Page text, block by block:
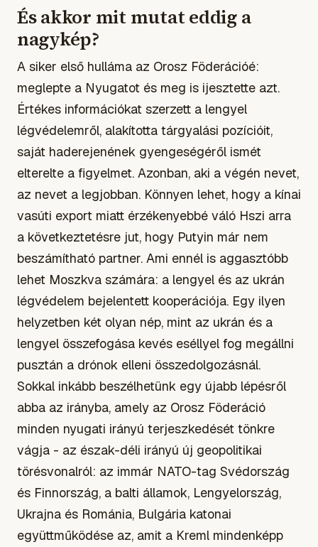
És akkor mit mutat eddig a
nagykép?
A siker első hulláma az Orosz Föderációé:
meglepte a Nyugatot és meg is ijesztette azt.
Értékes információkat szerzett a lengyel
légvédelemről, alakította tárgyalási pozícióit,
saját haderejenének gyengeségéről ismét
elterelte a figyelmet. Azonban, aki a végén nevet,
az nevet a legjobban. Könnyen lehet, hogy a kínai
vasúti export miatt érzékenyebbé váló Hszi arra
a következtetésre jut, hogy Putyin már nem
beszámítható partner. Ami ennél is aggasztóbb
lehet Moszkva számára: a lengyel és az ukrán
légvédelem bejelentett kooperációja. Egy ilyen
helyzetben két olyan nép, mint az ukrán és a
lengyel összefogása kevés eséllyel fog megállni
pusztán a drónok elleni összedolgozásnál.
Sokkal inkább beszélhetünk egy újabb lépésről
abba az irányba, amely az Orosz Föderáció
minden nyugati irányú terjeszkedését tönkre
vágja - az észak-déli irányú új geopolitikai
törésvonalról: az immár NATO-tag Svédország
és Finnország, a balti államok, Lengyelország,
Ukrajna és Románia, Bulgária katonai
együttműködése az, amit a Kreml mindenképp